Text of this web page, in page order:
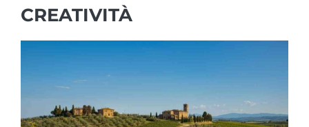
CREATIVITÀ